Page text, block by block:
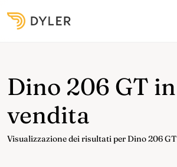
Dino 206 GT in
vendita
Visualizzazione dei risultati per Dino 206 GT